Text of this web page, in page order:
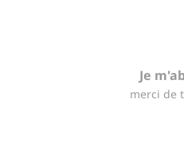
Je
merci de